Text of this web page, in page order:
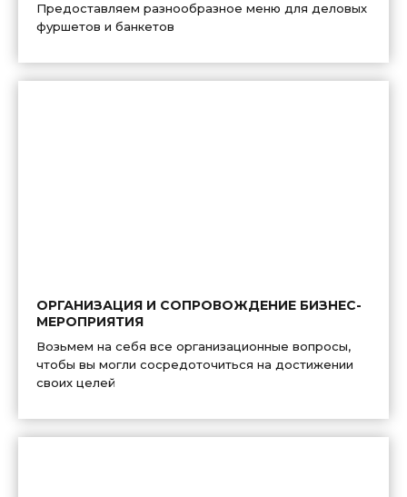
Предоставляем разнообразное меню для деловых
фуршетов и банкетов
ОРГАНИЗАЦИЯ И СОПРОВОЖДЕНИЕ БИЗНЕС-
МЕРОПРИЯТИЯ
Возьмем на себя все организационные вопросы,
чтобы вы могли сосредоточиться на достижении
своих целей